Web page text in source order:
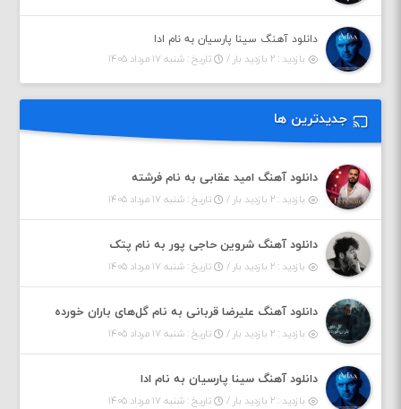
دانلود آهنگ سینا پارسیان به نام ادا
بازدید : ۲ بازدید بار /
تاریخ : شنبه ۱۷ مرداد ۱۴۰۵
جدیدترین ها
دانلود آهنگ امید عقابی به نام فرشته
بازدید : ۲ بازدید بار / تاریخ : شنبه ۱۷ مرداد ۱۴۰۵
دانلود آهنگ شروین حاجی پور به نام پتک
بازدید : ۲ بازدید بار / تاریخ : شنبه ۱۷ مرداد ۱۴۰۵
دانلود آهنگ علیرضا قربانی به نام گل‌های باران خورده
بازدید : ۲ بازدید بار / تاریخ : شنبه ۱۷ مرداد ۱۴۰۵
دانلود آهنگ سینا پارسیان به نام ادا
بازدید : ۲ بازدید بار / تاریخ : شنبه ۱۷ مرداد ۱۴۰۵